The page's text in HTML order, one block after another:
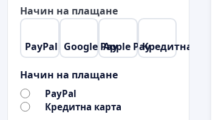
Начин на плащане
PayPal Google PayApple PayКредитна карта
Начин на плащане
PayPal
Кредитна карта